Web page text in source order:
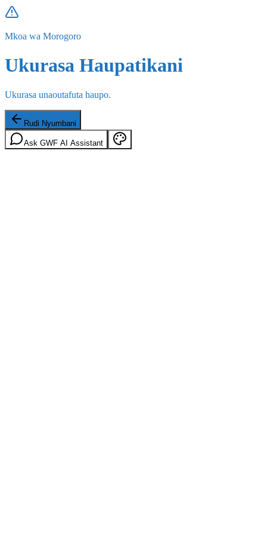
Mkoa wa Morogoro
Ukurasa Haupatikani
Ukurasa unaoutafuta haupo.
Rudi Nyumbani
Ask GWF AI Assistant